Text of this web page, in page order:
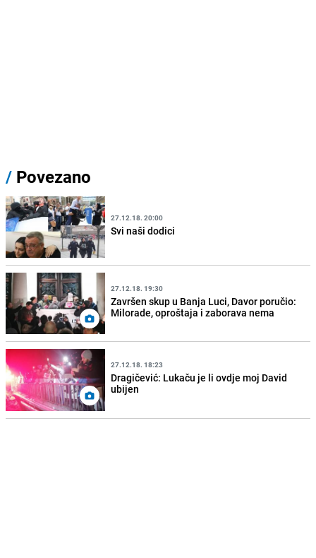
/ Povezano
27.12.18. 20:00
Svi naši dodici
27.12.18. 19:30
Završen skup u Banja Luci, Davor poručio:
Milorade, oproštaja i zaborava nema
27.12.18. 18:23
Dragičević: Lukaču je li ovdje moj David
ubijen